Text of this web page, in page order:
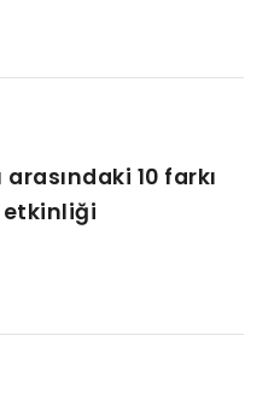
10 farkı